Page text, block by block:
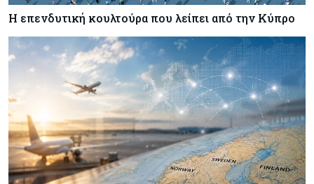
Από τα €150,6 εκατ. στα €112 εκατ. οι κρατικές
πιστώσεις για έρευνα στην Κύπρο
07-08-2026
Παγκόσμιος συναγερμός για τις τιμές των
τροφίμων
Η επενδυτική κουλτούρα που λείπει από την Κύπρο